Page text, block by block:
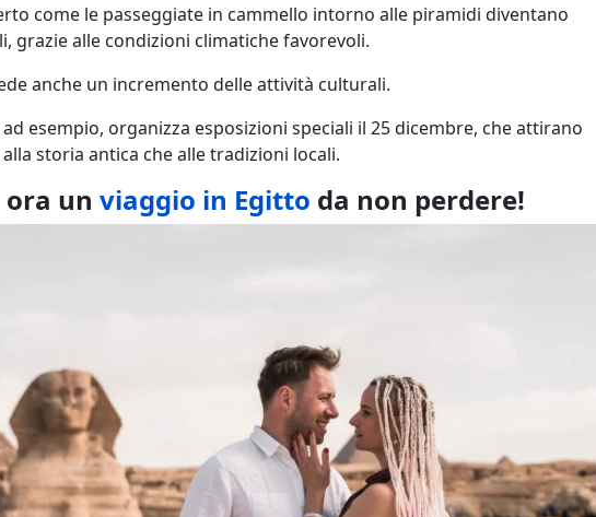
come le passeggiate in cammello intorno alle piramidi diventano
grazie alle condizioni climatiche favorevoli.
anche un incremento delle attività culturali.
esempio, organizza esposizioni speciali il 25 dicembre, che attirano
storia antica che alle tradizioni locali.
un viaggio in Egitto da non perdere!